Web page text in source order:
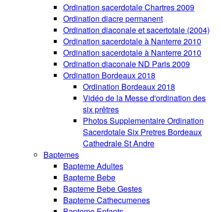
Ordination sacerdotale Chartres 2009
Ordination diacre permanent
Ordination diaconale et sacertotale (2004)
Ordination sacerdotale à Nanterre 2010
Ordination sacerdotale à Nanterre 2010
Ordination diaconale ND Paris 2009
Ordination Bordeaux 2018
Ordination Bordeaux 2018
Vidéo de la Messe d'ordination des
six prêtres
Photos Supplementaire Ordination
Sacerdotale Six Pretres Bordeaux
Cathedrale St Andre
Baptemes
Bapteme Adultes
Bapteme Bebe
Bapteme Bebe Gestes
Bapteme Cathecumenes